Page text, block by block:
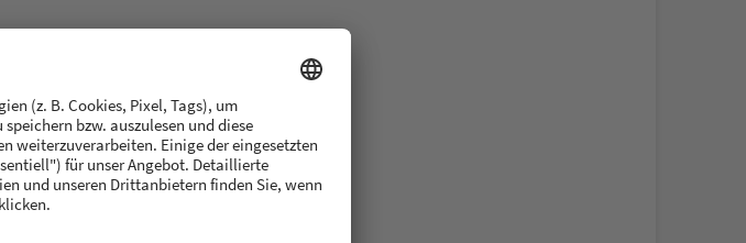
findet ihr unter